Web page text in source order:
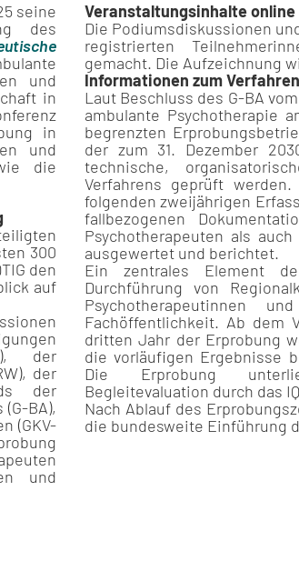
seine
des
und
in
in
und
die
300
den
auf
der
der
der
BA),
(GKV-
und
Veranstaltungsinhalte
Die Podiumsdiskussionen
registrierten
gemacht. Die Aufzeichnung
Informationen zum
Laut Beschluss des G-BA
ambulante Psychotherapie
begrenzten
der zum 31. Dezember
technische,
Verfahrens geprüft
folgenden zweijährigen
fallbezogenen
Psychotherapeuten als
ausgewertet und berichtet.
Ein zentrales Element
Durchführung von
Psychotherapeutinnen
Fachöffentlichkeit. Ab dem
dritten Jahr der Erprobung
die vorläufigen Ergebnisse
Die Erprobung
Begleitevaluation durch das
Nach Ablauf des
die bundesweite Einführung